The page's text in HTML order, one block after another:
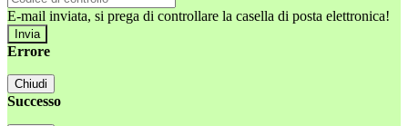
E-mail inviata, si prega di controllare la casella di posta elettronica!
Errore
Chiudi
Successo